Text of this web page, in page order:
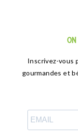
Inscrivez-vous
gourmandes et